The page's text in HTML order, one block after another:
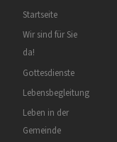
Hauptnavigation
Startseite
Wir sind für Sie
da!
Gottesdienste
Lebensbegleitung
Leben in der
Gemeinde